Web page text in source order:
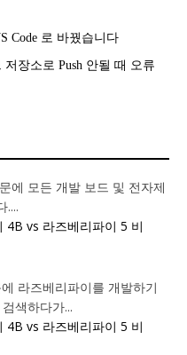
Code 로 바꿨습니다
저장소로 Push 안될 때 오류
에 모든 개발 보드 및 전자제
....
4B vs 라즈베리파이 5 비
라즈베리파이를 개발하기
색하다가...
4B vs 라즈베리파이 5 비